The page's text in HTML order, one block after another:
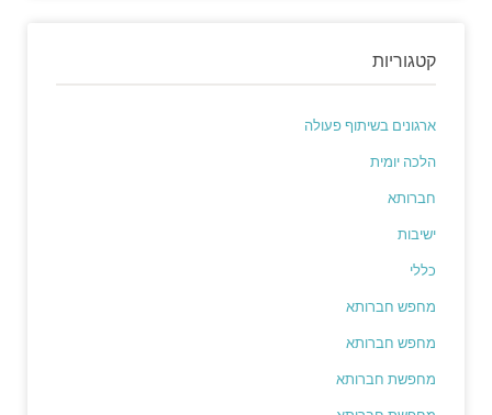
קטגוריות
ארגונים בשיתוף פעולה
הלכה יומית
חברותא
ישיבות
כללי
מחפש חברותא
מחפש חברותא
מחפשת חברותא